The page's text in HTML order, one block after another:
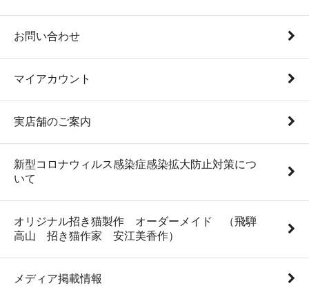
お問い合わせ
マイアカウント
実店舗のご案内
新型コロナウィルス感染症感染拡大防止対策につ
いて
オリジナル招き猫製作 オーダーメイド （飛騨
高山 招き猫作家 安江美香作）
メディア掲載情報